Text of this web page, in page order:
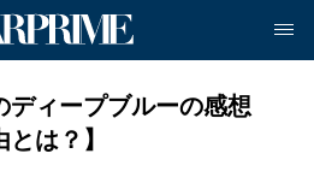
ディープブルーの感想
は？】